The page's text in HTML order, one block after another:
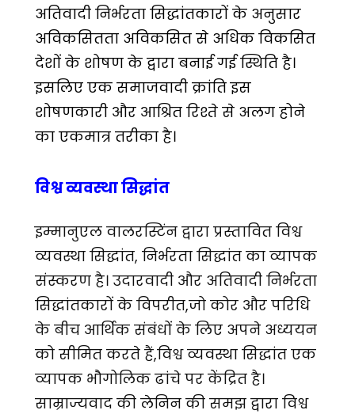
अतिवादी निर्भरता सिद्धांतकारों के अनुसार
अविकसितता अविकसित से अधिक विकसित
देशों के शोषण के द्वारा बनाई गई स्थिति है।
इसलिए एक समाजवादी क्रांति इस
शोषणकारी और आश्रित रिश्ते से अलग होने
का एकमात्र तरीका है।
विश्व व्यवस्था सिद्धांत
इम्मानुएल वालरस्टिंन द्वारा प्रस्तावित विश्व
व्यवस्था सिद्धांत, निर्भरता सिद्धांत का व्यापक
संस्करण है। उदारवादी और अतिवादी निर्भरता
सिद्धांतकारों के विपरीत,जो कोर और परिधि
के बीच आर्थिक संबंधों के लिए अपने अध्ययन
को सीमित करते हैं,विश्व व्यवस्था सिद्धांत एक
व्यापक भौगोलिक ढांचे पर केंद्रित है।
साम्राज्यवाद की लेनिन की समझ द्वारा विश्व